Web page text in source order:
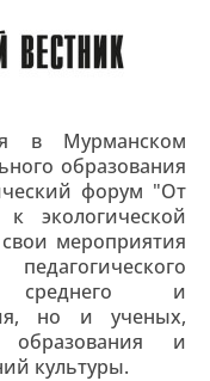
в Мурманском
образования
форум "От
к экологической
мероприятия
среднего и
но и ученых,
образования и
культуры.